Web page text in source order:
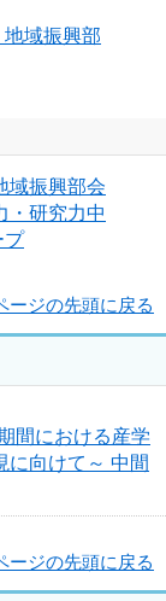
域振興部
域振興部会
・研究力中
プ
ージの先頭に戻る
間における産学
に向けて～ 中間
ージの先頭に戻る